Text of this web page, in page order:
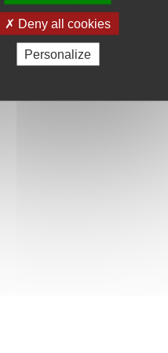
Deny all cookies
Personalize